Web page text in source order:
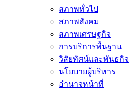
สภาพทั่วไป
สภาพสังคม
สภาพเศรษฐกิจ
การบริการพื้นฐาน
วิสัยทัศน์และพันธกิจ
นโยบายผู้บริหาร
อํานาจหน้าที่